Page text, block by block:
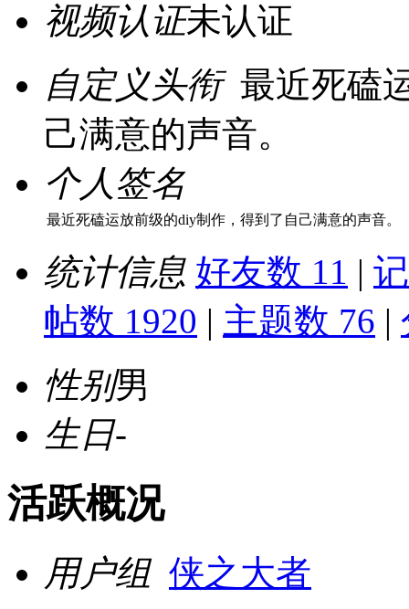
视频认证未认证
自定义头衔 最近死磕
己满意的声音。
个人签名
最近死磕运放前级的diy制作，得到了自己满意的声音。
统计信息 好友数 11 |
帖数 1920 | 主题数 76 |
性别男
生日-
活跃概况
用户组 侠之大者